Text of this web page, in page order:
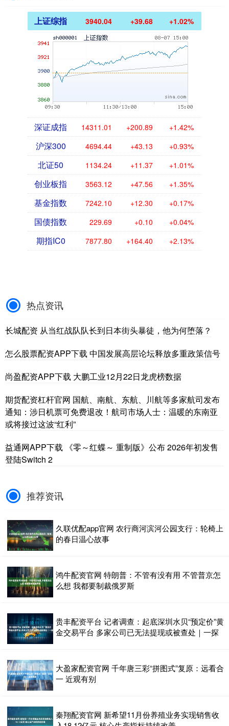
上证综指 3940.04 +39.68 +1.02%
深证成指 14311.01 +200.89 +1.42%
沪深300 4694.44 +43.13 +0.93%
北证50 1134.24 +11.37 +1.01%
创业板指 3563.12 +47.56 +1.35%
基金指数 7242.10 +12.30 +0.17%
国债指数 229.69 +0.10 +0.04%
期指IC0 7877.80 +164.40 +2.13%
热点资讯
长城配资 从当红战队队长到日本街头暴徒，他为何堕落？
怎么股票配资APP下载 中国发展高层论坛释放多重政策信号
尚盈配资APP下载 大鹏工业12月22日龙虎榜数据
期货配资杠杆官网 国航、南航、东航、川航等多家航司发布
通知：涉日机票可免费退改！航司市场人士：温暖的东南亚
或将接过这波“红利”
益通网APP下载 《零～红蝶～ 重制版》公布 2026年初发售
登陆Switch 2
推荐资讯
久联优配app官网 农行商河滨河公园支行：轮椅上
的春日温心故事
鸿牛配资官网 特朗普：不管有没有用 不管普京怎
么想 我都要制裁俄罗斯
贵丰配资平台 记者调查：起底深圳水贝“预定价”黄
金交易平台 多家公司已无法提现或被查处｜一探
大盈家配资官网 千年唐三彩“拼图式”复原：远看合
一 近观有别
秦翔配资官网 新希望11月份养殖业务实现销售收